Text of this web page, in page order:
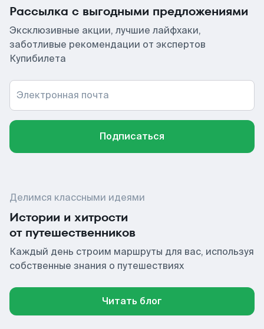
Рассылка с выгодными предложениями
Эксклюзивные акции, лучшие лайфхаки,
заботливые рекомендации от экспертов
Купибилета
Электронная почта
Подписаться
Делимся классными идеями
Истории и хитрости
от путешественников
Каждый день строим маршруты для вас, используя
собственные знания о путешествиях
Читать блог